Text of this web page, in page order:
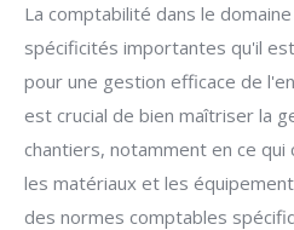
La comptabilité dans le
spécificités importantes qu'il
pour une gestion efficace de
est crucial de bien maîtriser la
chantiers, notamment en ce
les matériaux et les
des normes comptables